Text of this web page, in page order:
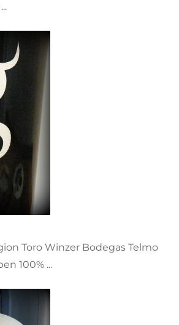
Toro Winzer Bodegas Telmo
100% ...